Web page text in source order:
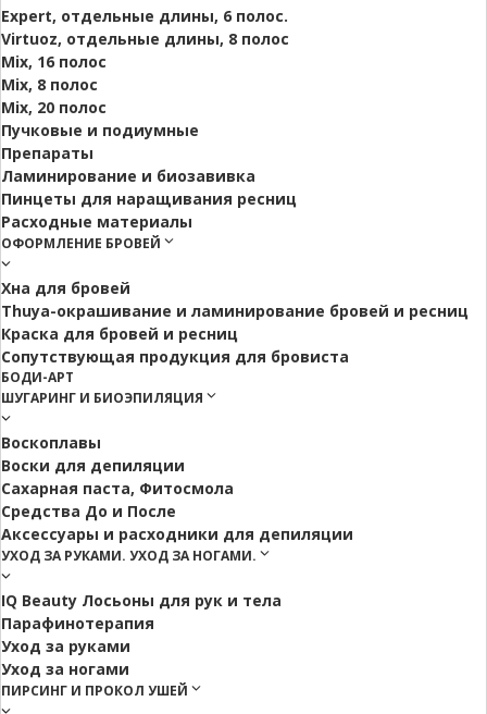
Expert, отдельные длины, 6 полос.
Virtuoz, отдельные длины, 8 полос
Mix, 16 полос
Mix, 8 полос
Mix, 20 полос
Пучковые и подиумные
Препараты
Ламинирование и биозавивка
Пинцеты для наращивания ресниц
Расходные материалы
ОФОРМЛЕНИЕ БРОВЕЙ
Хна для бровей
Thuya-окрашивание и ламинирование бровей и ресниц
Краска для бровей и ресниц
Сопутствующая продукция для бровиста
БОДИ-АРТ
ШУГАРИНГ И БИОЭПИЛЯЦИЯ
Воскоплавы
Воски для депиляции
Сахарная паста, Фитосмола
Средства До и После
Аксессуары и расходники для депиляции
УХОД ЗА РУКАМИ. УХОД ЗА НОГАМИ.
IQ Beauty Лосьоны для рук и тела
Парафинотерапия
Уход за руками
Уход за ногами
ПИРСИНГ И ПРОКОЛ УШЕЙ